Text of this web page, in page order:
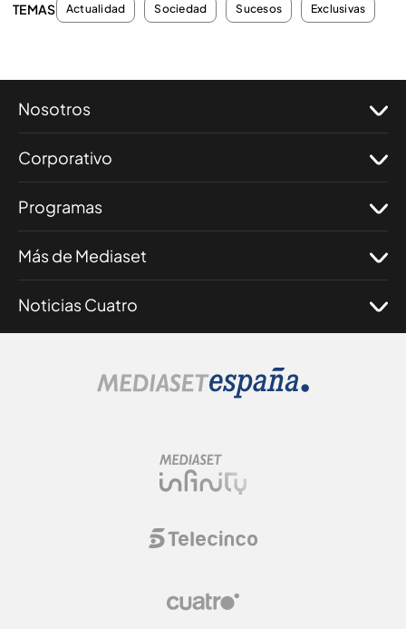
TEMAS Actualidad Sociedad Sucesos Exclusivas
Nosotros
Corporativo
Programas
Más de Mediaset
Noticias Cuatro